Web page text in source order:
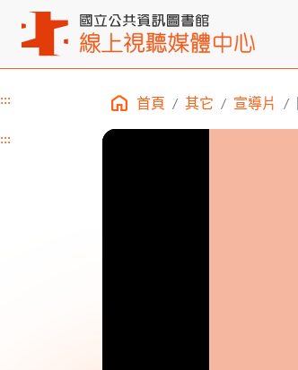
::: 首頁 其它 宣導片
:::